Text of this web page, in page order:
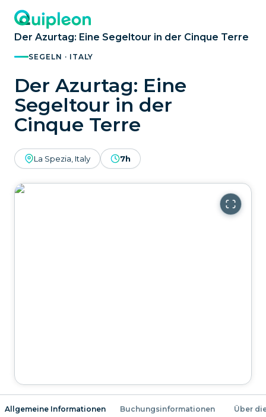
Der Azurtag: Eine Segeltour in der Cinque Terre
SEGELN · ITALY
Der Azurtag: Eine
Segeltour in der
Cinque Terre
La Spezia, Italy 7h
Allgemeine Informationen Buchungsinformationen Über